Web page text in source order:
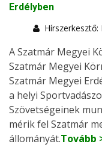
Erdélyben
Hírszerkesztő:
A Szatmár Megyei
Szatmár Megyei
Szatmár Megyei
a helyi
Szövetségeinek
mérik fel Szatmár
állományát.Tovább